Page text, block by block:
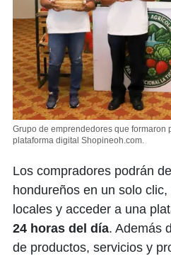
Grupo de emprendedores que formaron
plataforma digital Shopineoh.com.
Los compradores podrán
hondureños en un solo
locales y acceder a una
24 horas del día. Además
de productos, servicios y